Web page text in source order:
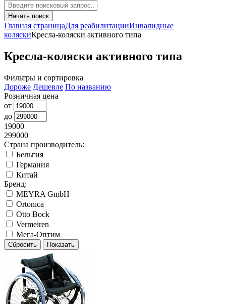
Начать поиск
Главная страницаДля реабилитацииИнвалидные
коляскиКресла-коляски активного типа
Кресла-коляски активного типа
Фильтры и сортировка
Дороже Дешевле По названию
Розничная цена
от
до
19000
299000
Страна производитель:
Бельгия
Германия
Китай
Бренд:
MEYRA GmbH
Ortonica
Otto Bock
Vermeiren
Мега-Оптим